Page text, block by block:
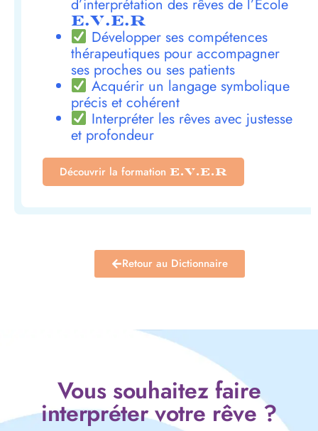
d’interprétation des rêves de l’École
E.V.E.R
Développer ses compétences
thérapeutiques pour accompagner
ses proches ou ses patients
Acquérir un langage symbolique
précis et cohérent
Interpréter les rêves avec justesse
et profondeur
Découvrir la formation E.V.E.R
Retour au Dictionnaire
Vous souhaitez faire
interpréter votre rêve ?